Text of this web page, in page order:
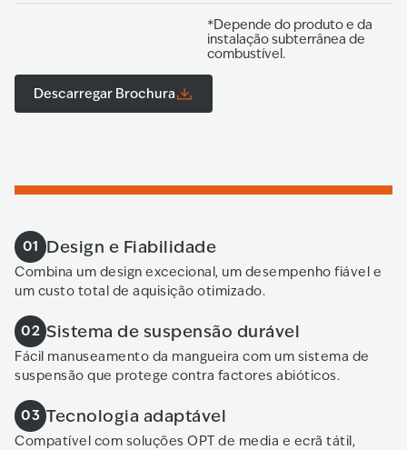
*Depende do produto e da
instalação subterrânea de
combustível.
Descarregar Brochura
01 Design e Fiabilidade
Combina um design excecional, um desempenho fiável e
um custo total de aquisição otimizado.
02 Sistema de suspensão durável
Fácil manuseamento da mangueira com um sistema de
suspensão que protege contra factores abióticos.
03 Tecnologia adaptável
Compatível com soluções OPT de media e ecrã tátil,